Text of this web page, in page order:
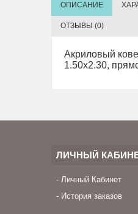
ОПИСАНИЕ
ОТЗЫВЫ (0)
Акриловый
1.50х2.30,
ЛИЧНЫЙ
Личный Кабинет
История заказов